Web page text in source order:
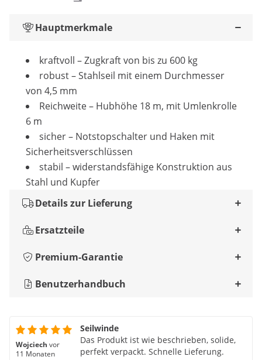
Hauptmerkmale
kraftvoll – Zugkraft von bis zu 600 kg
robust – Stahlseil mit einem Durchmesser
von 4,5 mm
Reichweite – Hubhöhe 18 m, mit Umlenkrolle
6 m
sicher – Notstopschalter und Haken mit
Sicherheitsverschlüssen
stabil – widerstandsfähige Konstruktion aus
Stahl und Kupfer
Details zur Lieferung
Ersatzteile
Premium-Garantie
Benutzerhandbuch
Wojciech vor
11 Monaten
Seilwinde
Das Produkt ist wie beschrieben, solide,
perfekt verpackt. Schnelle Lieferung.